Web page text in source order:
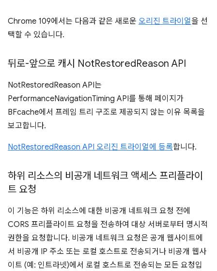
Chrome 109에서는 다음과 같은 새로운 오리진 트라이얼을 선
택할 수 있습니다.
뒤로-앞으로 캐시 NotRestoredReason API
NotRestoredReason API는
PerformanceNavigationTiming API를 통해 페이지가
BFcache에서 프레임 트리 구조로 제공되지 않는 이유 목록을
보고합니다.
NotRestoredReason API 오리진 트라이얼에 등록합니다.
하위 리소스의 비공개 네트워크 액세스 프리플라이
트 요청
이 기능은 하위 리소스에 대한 비공개 네트워크 요청 전에
CORS 프리플라이트 요청을 전송하여 대상 서버로부터 명시적
권한을 요청합니다. 비공개 네트워크 요청은 공개 웹사이트에
서 비공개 IP 주소 또는 로컬 호스트로 전송되거나 비공개 웹사
이트 (예: 인트라넷)에서 로컬 호스트로 전송되는 모든 요청입